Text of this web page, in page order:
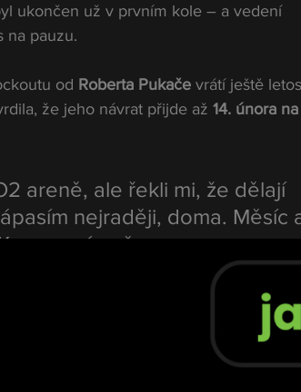
ukončen už v prvním kole – a vedení
na pauzu.
od Roberta Pukače vrátí ještě
že jeho návrat přijde až 14. února
areně, ale řekli mi, že dělají
nejraději, doma. Měsíc
s úsměvem.
rozhodl pro změnu prostředí.Z